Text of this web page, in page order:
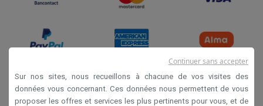
Conditions de vente
Sur nos sites, nous recueillons à chacune de vos visites des
données vous concernant. Ces données nous permettent de vous
proposer les offres et services les plus pertinents pour vous, et de
Continuer sans accepter